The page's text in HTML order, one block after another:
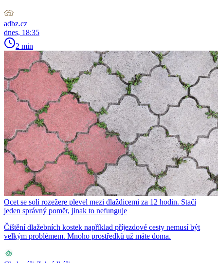
adbz.cz
dnes, 18:35
2 min
Ocet se solí rozežere plevel mezi dlaždicemi za 12 hodin. Stačí
jeden správný poměr, jinak to nefunguje
Čištění dlažebních kostek například příjezdové cesty nemusí být
velkým problémem. Mnoho prostředků už máte doma.